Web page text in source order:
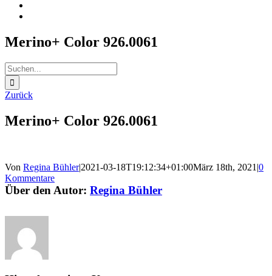
Merino+ Color 926.0061
Suche
nach:
Zurück
Merino+ Color 926.0061
Von Regina Bühler|2021-03-18T19:12:34+01:00März 18th, 2021 |0
Kommentare
Über den Autor: Regina Bühler